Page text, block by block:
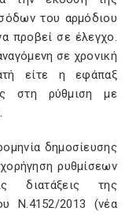
του αρμόδιου
προβεί σε έλεγχο.
σε χρονική
είτε η εφάπαξ
στη ρύθμιση με
δημοσίευσης
ρυθμίσεων
διατάξεις της
Ν.4152/2013 (νέα